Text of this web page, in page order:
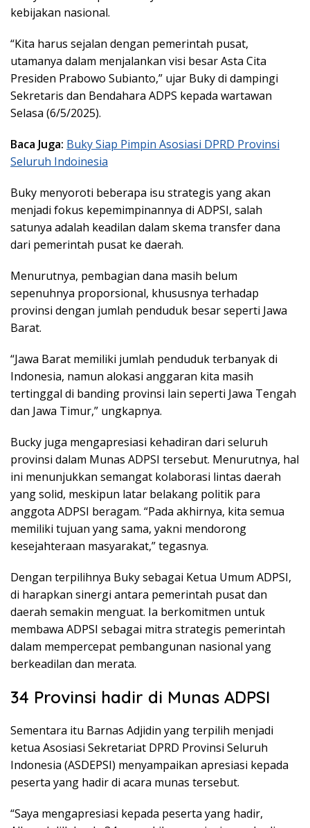
kebijakan nasional.
“Kita harus sejalan dengan pemerintah pusat,
utamanya dalam menjalankan visi besar Asta Cita
Presiden Prabowo Subianto,” ujar Buky di dampingi
Sekretaris dan Bendahara ADPS kepada wartawan
Selasa (6/5/2025).
Baca Juga: Buky Siap Pimpin Asosiasi DPRD Provinsi
Seluruh Indoinesia
Buky menyoroti beberapa isu strategis yang akan
menjadi fokus kepemimpinannya di ADPSI, salah
satunya adalah keadilan dalam skema transfer dana
dari pemerintah pusat ke daerah.
Menurutnya, pembagian dana masih belum
sepenuhnya proporsional, khususnya terhadap
provinsi dengan jumlah penduduk besar seperti Jawa
Barat.
“Jawa Barat memiliki jumlah penduduk terbanyak di
Indonesia, namun alokasi anggaran kita masih
tertinggal di banding provinsi lain seperti Jawa Tengah
dan Jawa Timur,” ungkapnya.
Bucky juga mengapresiasi kehadiran dari seluruh
provinsi dalam Munas ADPSI tersebut. Menurutnya, hal
ini menunjukkan semangat kolaborasi lintas daerah
yang solid, meskipun latar belakang politik para
anggota ADPSI beragam. “Pada akhirnya, kita semua
memiliki tujuan yang sama, yakni mendorong
kesejahteraan masyarakat,” tegasnya.
Dengan terpilihnya Buky sebagai Ketua Umum ADPSI,
di harapkan sinergi antara pemerintah pusat dan
daerah semakin menguat. Ia berkomitmen untuk
membawa ADPSI sebagai mitra strategis pemerintah
dalam mempercepat pembangunan nasional yang
berkeadilan dan merata.
34 Provinsi hadir di Munas ADPSI
Sementara itu Barnas Adjidin yang terpilih menjadi
ketua Asosiasi Sekretariat DPRD Provinsi Seluruh
Indonesia (ASDEPSI) menyampaikan apresiasi kepada
peserta yang hadir di acara munas tersebut.
“Saya mengapresiasi kepada peserta yang hadir,